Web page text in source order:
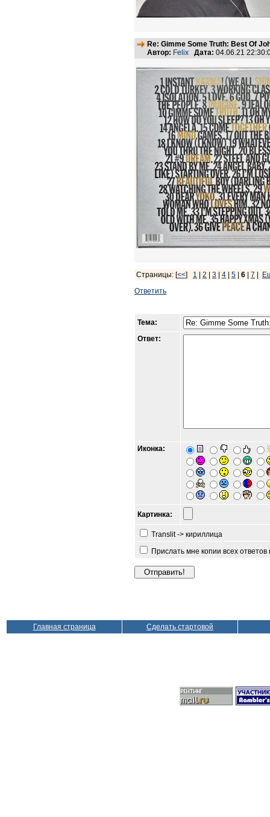
Re: Gimme Some Truth: Best Of
Автор: Felix Дата: 04.06.21
Страницы: [<<] 1 2 3 4 5 6 7
Ответить
Тема:
Ответ:
Иконка:
Картинка:
Translit -> кириллица
Прислать мне копии всех
Главная страница Сделать стартовой